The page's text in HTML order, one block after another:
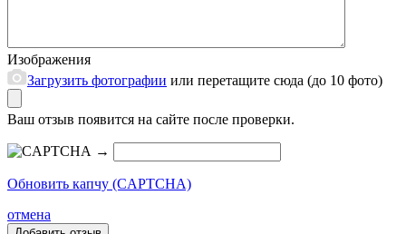
Изображения
Загрузить фотографии или перетащите сюда (до 10 фото)
Ваш отзыв появится на сайте после проверки.
→
Обновить капчу (CAPTCHA)
отмена